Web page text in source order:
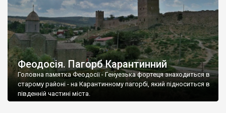
Феодосія. Пагорб Карантинний
Головна памятка Феодосії - Генуезька фортеця знаходиться в
старому районі - на Карантинному пагорбі, який підноситься в
південній частині міста.